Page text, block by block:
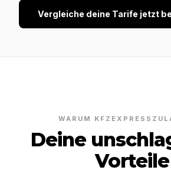
Vergleiche deine Tarife jetzt
WARUM
Deine
Vorteile